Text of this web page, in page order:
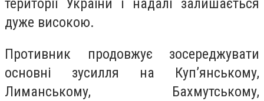
території України і надалі залишається
дуже високою.
Противник продовжує зосереджувати
основні зусилля на Куп’янському,
Лиманському, Бахмутському,